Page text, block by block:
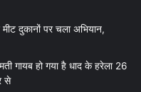
दुकानों पर चला अभियान,
गायब हो गया है धाद के हरेला 26
से